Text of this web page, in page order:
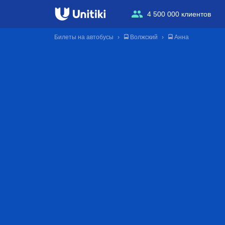
4 500 000 клиентов
Билеты на автобусы 🚍 Волжский 🚍 Анна